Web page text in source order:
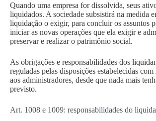
Quando uma empresa for dissolvida, seus
liquidados. A sociedade subsistirá na medida
liquidação o exigir, para concluir os assuntos
iniciar as novas operações que ela exigir e
preservar e realizar o patrimônio social.
As obrigações e responsabilidades dos
reguladas pelas disposições estabelecidas com
aos administradores, desde que nada mais
previsto.
Art. 1008 e 1009: responsabilidades do